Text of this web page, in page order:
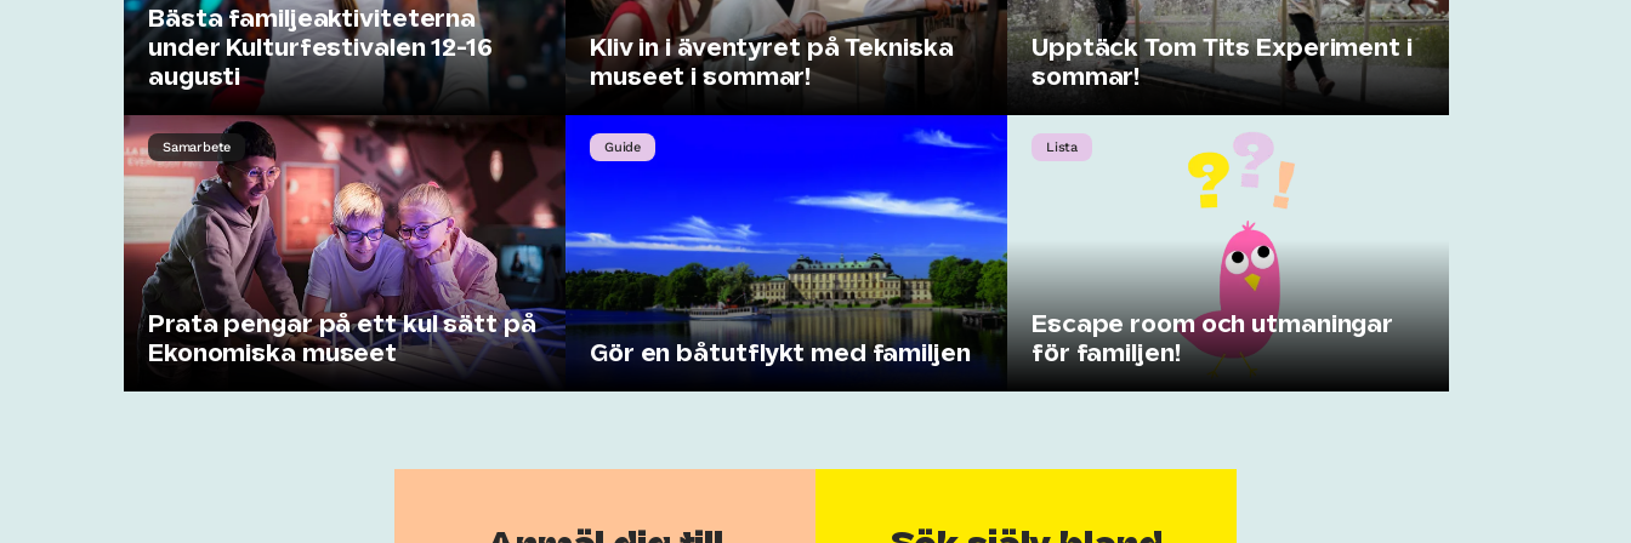
Bästa familjeaktiviteterna
under Kulturfestivalen 12-16
augusti
Kliv in i äventyret på Tekniska
museet i sommar!
Upptäck Tom Tits Experiment i
sommar!
Samarbete
Prata pengar på ett kul sätt på
Ekonomiska museet
Guide
Gör en båtutflykt med familjen
Lista
Escape room och utmaningar
för familjen!